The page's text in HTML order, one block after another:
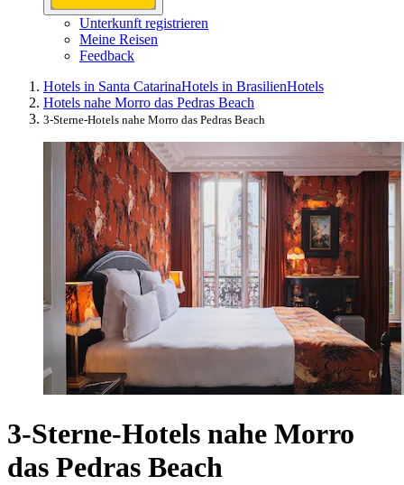
Unterkunft registrieren
Meine Reisen
Feedback
Hotels in Santa CatarinaHotels in BrasilienHotels
Hotels nahe Morro das Pedras Beach
3-Sterne-Hotels nahe Morro das Pedras Beach
3-Sterne-Hotels nahe Morro
das Pedras Beach